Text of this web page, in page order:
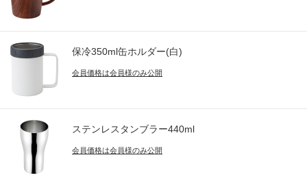
保冷350ml缶ホルダー(白)
会員価格は会員様のみ公開
ステンレスタンブラー440ml
会員価格は会員様のみ公開